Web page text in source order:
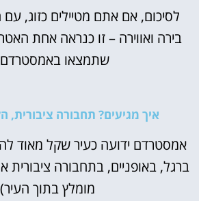
לסיכום, אם אתם מטיילים כזוג, עם
בירה ואווירה – זו כנראה אחת
שתמצאו
איך מגיעים? תחבורה ציבורית,
אמסטרדם ידועה כעיר שקל מאוד
ברגל, באופניים, בתחבורה ציבורית
מומלץ בתוך